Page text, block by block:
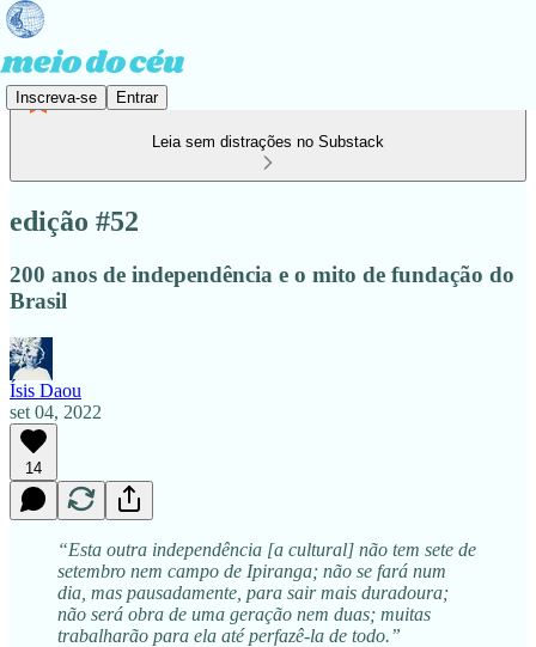
Inscreva-se Entrar
Leia sem distrações no Substack
edição #52
200 anos de independência e o mito de fundação do
Brasil
Ísis Daou
set 04, 2022
14
“Esta outra independência [a cultural] não tem sete de
setembro nem campo de Ipiranga; não se fará num
dia, mas pausadamente, para sair mais duradoura;
não será obra de uma geração nem duas; muitas
trabalharão para ela até perfazê-la de todo.”